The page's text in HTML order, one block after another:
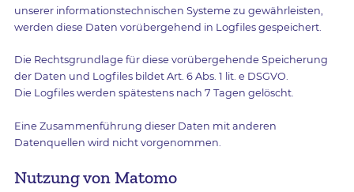
unserer informationstechnischen Systeme zu gewährleisten,
werden diese Daten vorübergehend in Logfiles gespeichert.
Die Rechtsgrundlage für diese vorübergehende Speicherung
der Daten und Logfiles bildet Art. 6 Abs. 1 lit. e DSGVO.
Die Logfiles werden spätestens nach 7 Tagen gelöscht.
Eine Zusammenführung dieser Daten mit anderen
Datenquellen wird nicht vorgenommen.
Nutzung von Matomo